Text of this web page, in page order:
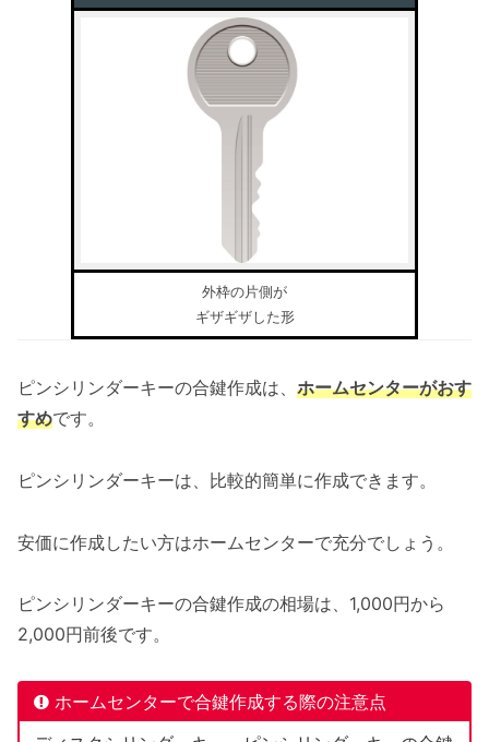
外枠の片側が
ギザギザした形
ピンシリンダーキーの合鍵作成は、 ホームセンターがおす
すめです。
ピンシリンダーキーは、比較的簡単に作成できます。
安価に作成したい方はホームセンターで充分でしょう。
ピンシリンダーキーの合鍵作成の相場は、1,000円から
2,000円前後です。
ホームセンターで合鍵作成する際の注意点